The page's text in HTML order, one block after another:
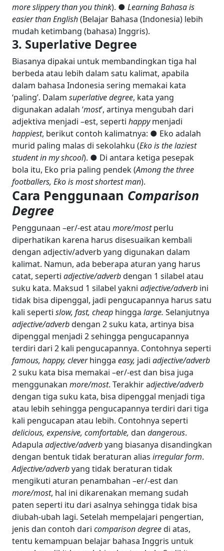
more slippery than you think). ● Learning Bahasa is
easier than English(Belajar Bahasa (Indonesia) lebih
mudah ketimbang (bahasa) Inggris).
3. Superlative Degree
Biasanya dipakai untuk membandingkan tiga hal
berbeda atau lebih dalam satu kalimat, apabila
dalam bahasa Indonesia sering memakai kata
‘paling’. Dalam superlative degree, kata yang
digunakan adalah ‘most’, artinya mengubah dari
adjektiva menjadi –est, seperti happymenjadi
happiest, berikut contoh kalimatnya: ● Eko adalah
murid paling malas di sekolahku (Eko is the laziest
student in my shcool). ● Di antara ketiga pesepak
bola itu, Eko pria paling pendek (Among the three
footballers, Eko is most shortest man).
Cara Penggunaan Comparison
Degree
Penggunaan –er/-est atau more/mostperlu
diperhatikan karena harus disesuaikan kembali
dengan adjectiv/adverb yang digunakan dalam
kalimat. Namun, ada beberapa aturan yang harus
catat, seperti adjective/adverbdengan 1 silabel atau
suku kata. Maksud 1 silabel yakni adjective/adverb ini
tidak bisa dipenggal, jadi pengucapannya harus satu
kali seperti slow, fast, cheap hingga large. Selanjutnya
adjective/adverbdengan 2 suku kata, artinya bisa
dipenggal menjadi 2 sehingga pengucapannya
terdiri dari 2 kali pengucapannya. Contohnya seperti
famous, happy, cleverhingga easy, jadi adjective/adverb
2 suku kata bisa memakai –er/-est dan bisa juga
menggunakan more/most. Terakhir adjective/adverb
dengan tiga suku kata, bisa dipenggal menjadi tiga
atau lebih sehingga pengucapannya terdiri dari tiga
kali pengucapan atau lebih. Contohnya seperti
delicious, expensive, comfortable, dan dangerous.
Adapula adjective/adverbyang biasanya disandingkan
dengan bentuk tidak beraturan alias irregular form.
Adjective/adverbyang tidak beraturan tidak
mengikuti aturan penambahan –er/-est dan
more/most, hal ini dikarenakan memang sudah
paten seperti itu dari asalnya sehingga tidak bisa
diubah-ubah lagi. Setelah mempelajari pengertian,
jenis dan contoh dari comparison degreedi atas,
tentu kemampuan belajar bahasa Inggris untuk